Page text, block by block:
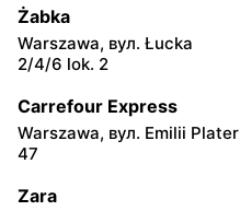
Łódź, вул. Żurawia 14
Żabka
35
Żabka
Grzybowska 2
Żabka
Warszawa, вул. Łucka
2/4/6 lok. 2
Carrefour Express
Warszawa, вул. Emilii Plater
47
Zara